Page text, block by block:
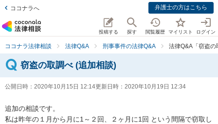
ココナラへ 弁護士の方はこちら
投稿する 探す 閲覧履歴 マイリスト ログイン
ココナラ法律相談 法律Q&A 刑事事件の法律Q&A 法律Q&A「窃盗
窃盗の取調べ (追加相談)
公開日時： 2020年10月15日 12:14更新日時： 2020年10月19日 12:34
追加の相談です。
私は昨年の１月から月に1～２回、２ヶ月に1回 という間隔で窃取し